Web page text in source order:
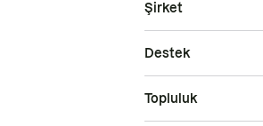
Şirket
Destek
Topluluk